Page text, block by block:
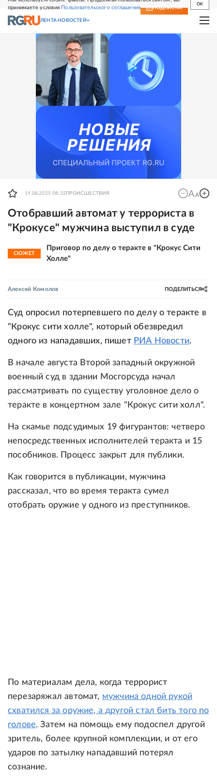
принимаете условия Пользовательского соглашения
OK
СВЕЖИЙ НОМЕР ПОДПИСКА
ЛЕНТА НОВОСТЕЙ
19.08.2025 08:32 ПРОИСШЕСТВИЯ
Отобравший автомат у террориста в
"Крокусе" мужчина выступил в суде
СЮЖЕТ
Приговор по делу о теракте в "Крокус Сити
Холле"
Алексей Комолов ПОДЕЛИТЬСЯ
Суд опросил потерпевшего по делу о теракте в
"Крокус сити холле", который обезвредил
одного из нападавших, пишет РИА Новости.
В начале августа Второй западный окружной
военный суд в здании Мосгорсуда начал
рассматривать по существу уголовное дело о
теракте в концертном зале "Крокус сити холл".
На скамье подсудимых 19 фигурантов: четверо
непосредственных исполнителей теракта и 15
пособников. Процесс закрыт для публики.
Как говорится в публикации, мужчина
рассказал, что во время теракта сумел
отобрать оружие у одного из преступников.
По материалам дела, когда террорист
перезаряжал автомат, мужчина одной рукой
схватился за оружие, а другой стал бить того по
голове. Затем на помощь ему подоспел другой
зритель, более крупной комплекции, и от его
ударов по затылку нападавший потерял
сознание.